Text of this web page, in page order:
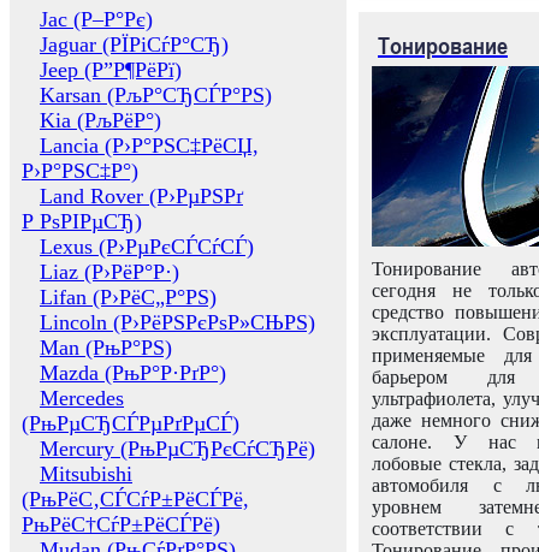
Jac (Р–Р°Рє)
Jaguar (РЇРіСѓР°СЂ)
Jeep (Р”Р¶РёРї)
Karsan (РљР°СЂСЃР°РЅ)
Kia (РљРёР°)
Lancia (Р›Р°РЅС‡РёСЏ,
Р›Р°РЅС‡Р°)
Land Rover (Р›РµРЅРґ
Р РѕРІРµСЂ)
Lexus (Р›РµРєСЃСѓСЃ)
Liaz (Р›РёР°Р·)
Lifan (Р›РёС„Р°РЅ)
Lincoln (Р›РёРЅРєРѕР»СЊРЅ)
Man (РњР°РЅ)
Mazda (РњР°Р·РґР°)
Mercedes
(РњРµСЂСЃРµРґРµСЃ)
Mercury (РњРµСЂРєСѓСЂРё)
Mitsubishi
(РњРёС‚СЃСѓР±РёСЃРё,
РњРёС†СѓР±РёСЃРё)
Тонирование
Тонирование
сегодня не
средство
эксплуатации.
применяемые
барьером для
ультрафиолета,
даже немного
салоне. У нас
лобовые стекла,
автомобиля с
уровнем
соответствии с